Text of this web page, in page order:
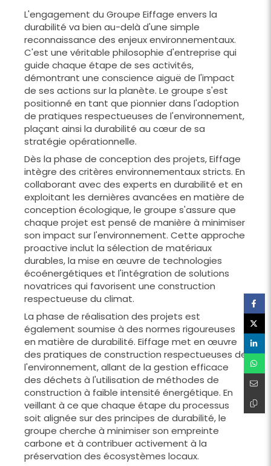
L'engagement du Groupe Eiffage envers la
durabilité va bien au-delà d'une simple
reconnaissance des enjeux environnementaux.
C'est une véritable philosophie d'entreprise qui
guide chaque étape de ses activités,
démontrant une conscience aiguë de l'impact
de ses actions sur la planète. Le groupe s'est
positionné en tant que pionnier dans l'adoption
de pratiques respectueuses de l'environnement,
plaçant ainsi la durabilité au cœur de sa
stratégie opérationnelle.
Dès la phase de conception des projets, Eiffage
intègre des critères environnementaux stricts. En
collaborant avec des experts en durabilité et en
exploitant les dernières avancées en matière de
conception écologique, le groupe s'assure que
chaque projet est pensé de manière à minimiser
son impact sur l'environnement. Cette approche
proactive inclut la sélection de matériaux
durables, la mise en œuvre de technologies
écoénergétiques et l'intégration de solutions
novatrices qui favorisent une construction
respectueuse du climat.
La phase de réalisation des projets est
également soumise à des normes rigoureuses
en matière de durabilité. Eiffage met en œuvre
des pratiques de construction respectueuses de
l'environnement, allant de la gestion efficace
des déchets à l'utilisation de méthodes de
construction à faible intensité énergétique. En
veillant à ce que chaque étape du processus
soit alignée sur des principes de durabilité, le
groupe cherche à minimiser son empreinte
carbone et à contribuer activement à la
préservation des écosystèmes locaux.